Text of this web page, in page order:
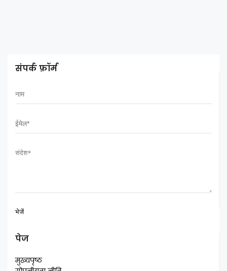
संपर्क फ़ॉर्म
पेज
मुख्यपृष्ठ